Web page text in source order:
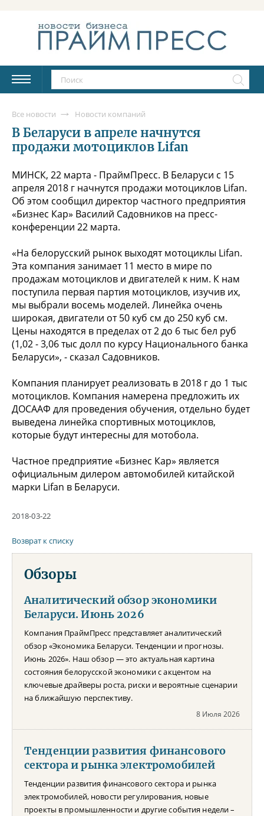
Все новости Новости компаний
В Беларуси в апреле начнутся
продажи мотоциклов Lifan
МИНСК, 22 марта - ПраймПресс. В Беларуси с 15
апреля 2018 г начнутся продажи мотоциклов Lifan.
Об этом сообщил директор частного предприятия
«Бизнес Кар» Василий Садовников на пресс-
конференции 22 марта.
«На белорусский рынок выходят мотоциклы Lifan.
Эта компания занимает 11 место в мире по
продажам мотоциклов и двигателей к ним. К нам
поступила первая партия мотоциклов, изучив их,
мы выбрали восемь моделей. Линейка очень
широкая, двигатели от 50 куб см до 250 куб см.
Цены находятся в пределах от 2 до 6 тыс бел руб
(1,02 - 3,06 тыс долл по курсу Национального банка
Беларуси», - сказал Садовников.
Компания планирует реализовать в 2018 г до 1 тыс
мотоциклов. Компания намерена предложить их
ДОСААФ для проведения обучения, отдельно будет
выведена линейка спортивных мотоциклов,
которые будут интересны для мотобола.
Частное предприятие «Бизнес Кар» является
официальным дилером автомобилей китайской
марки Lifan в Беларуси.
2018-03-22
Возврат к списку
Обзоры
Аналитический обзор экономики
Беларуси. Июнь 2026
Компания ПраймПресс представляет аналитический
обзор «Экономика Беларуси. Тенденции и прогнозы.
Июнь 2026». Наш обзор — это актуальная картина
состояния белорусской экономики с акцентом на
ключевые драйверы роста, риски и вероятные сценарии
на ближайшую перспективу.
8 Июля 2026
Тенденции развития финансового
сектора и рынка электромобилей
Тенденции развития финансового сектора и рынка
электромобилей, новости регулирования, новые
проекты в промышленности и другие события недели –